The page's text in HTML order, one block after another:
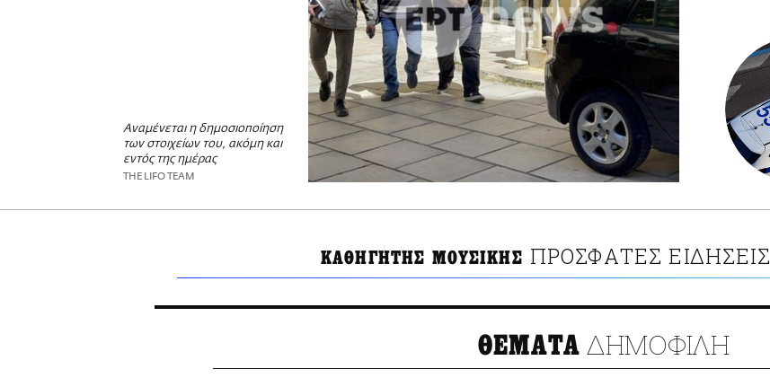
Αναμένεται η δημοσιοποίηση
των στοιχείων του, ακόμη και
εντός της ημέρας
THE LIFO TEAM
ΚΑΘΗΓΗΤΗΣ ΜΟΥΣΙΚΗΣ ΠΡΟΣΦΑΤΕΣ ΕΙΔΗΣΕΙΣ
ΘΕΜΑΤΑ ΔΗΜΟΦΙΛΗ